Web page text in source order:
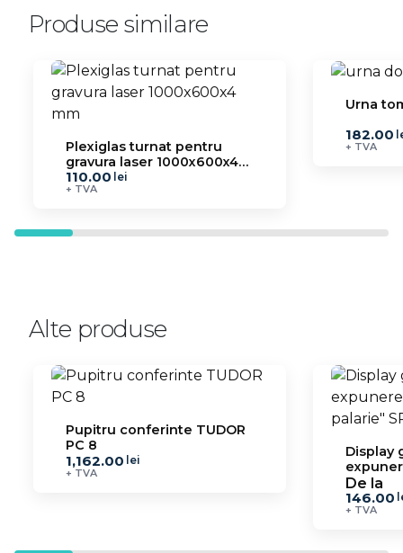
Produse similare
Plexiglas turnat pentru
gravura laser 1000x600x4
mm
110.00 lei
+ TVA
Urna
182.00
+ TVA
Alte produse
Pupitru conferinte TUDOR
PC 8
1,162.00 lei
+ TVA
Display
palarie”
De la
146.00
+ TVA